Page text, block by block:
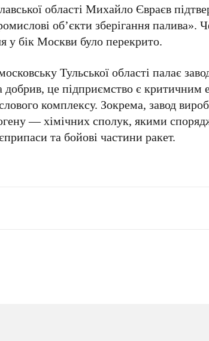
області Михайло Євраєв
об’єкти зберігання палива».
у бікМоскви було перекрито.
Тульської області палає
добрив, це підприємство є критичним
комплексу. Зокрема, завод
— хімічних сполук, якими
та бойові частини ракет.